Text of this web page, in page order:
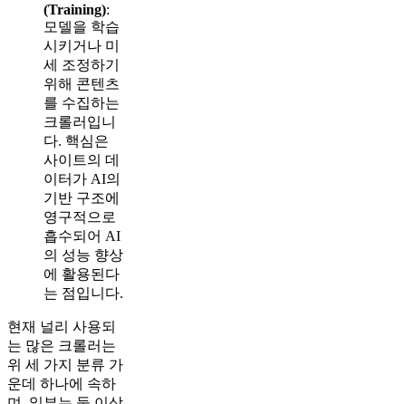
(Training):
모델을 학습
시키거나 미
세 조정하기
위해 콘텐츠
를 수집하는
크롤러입니
다. 핵심은
사이트의 데
이터가 AI의
기반 구조에
영구적으로
흡수되어 AI
의 성능 향상
에 활용된다
는 점입니다.
현재 널리 사용되
는 많은 크롤러는
위 세 가지 분류 가
운데 하나에 속하